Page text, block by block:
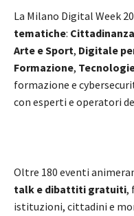
La Milano Digital Week
tematiche:
Arte e Sport, Digitale
Formazione,
formazione e
con esperti e operatori
Oltre 180 eventi
talk e dibattiti gratuiti,
istituzioni, cittadini e